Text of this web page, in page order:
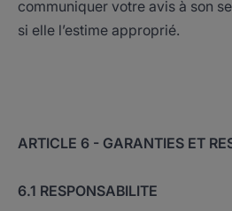
communiquer votre avis à son
si elle l’estime approprié.
ARTICLE 6 - GARANTIES ET
6.1 RESPONSABILITE